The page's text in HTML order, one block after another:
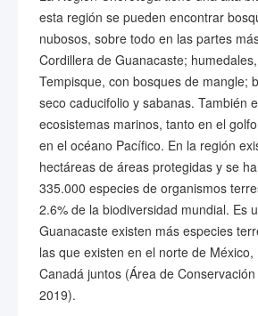
esta región se pueden encontrar
nubosos, sobre todo en las partes
Cordillera de Guanacaste;
Tempisque, con bosques de mangle;
seco caducifolio y sabanas. También
ecosistemas marinos, tanto en el
en el océano Pacífico. En la región
hectáreas de áreas protegidas y se
335.000 especies de organismos
2.6% de la biodiversidad mundial. Es
Guanacaste existen más especies
las que existen en el norte de
Canadá juntos (Área de
2019).